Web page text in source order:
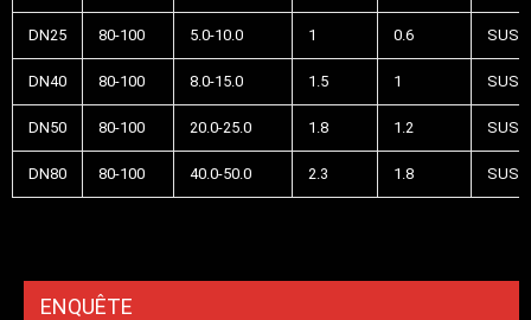
DN25 80-100 5.0-10.0 1 0.6
DN40 80-100 8.0-15.0 1.5 1
DN50 80-100 20.0-25.0 1.8 1.2
DN80 80-100 40.0-50.0 2.3 1.8
ENQUÊTE